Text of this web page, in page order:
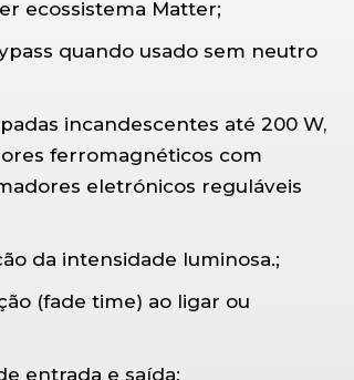
ecossistema Matter;
quando usado sem neutro
incandescentes até 200 W,
ferromagnéticos com
eletrónicos reguláveis
da intensidade luminosa.;
(fade time) ao ligar ou
entrada e saída;